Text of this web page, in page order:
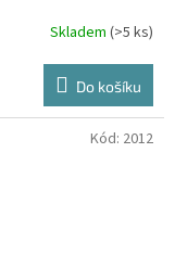
Skladem (>5 ks)
Do košíku
Kód: 2012